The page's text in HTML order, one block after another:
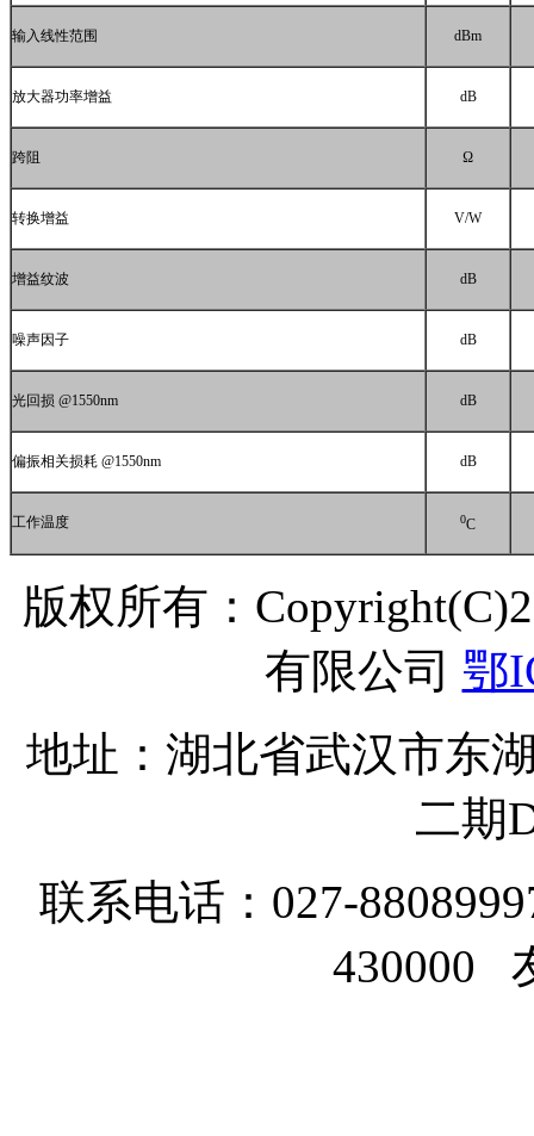
输入线性范围 dBm
放大器功率增益 dB
跨阻 Ω
转换增益 V/W
增益纹波 dB
噪声因子 dB
光回损 @1550nm dB
偏振相关损耗 @1550nm dB
工作温度 0C
版权所有：
有限公司 鄂
地址：湖北省武汉市东
二期
联系电话：027-
430000